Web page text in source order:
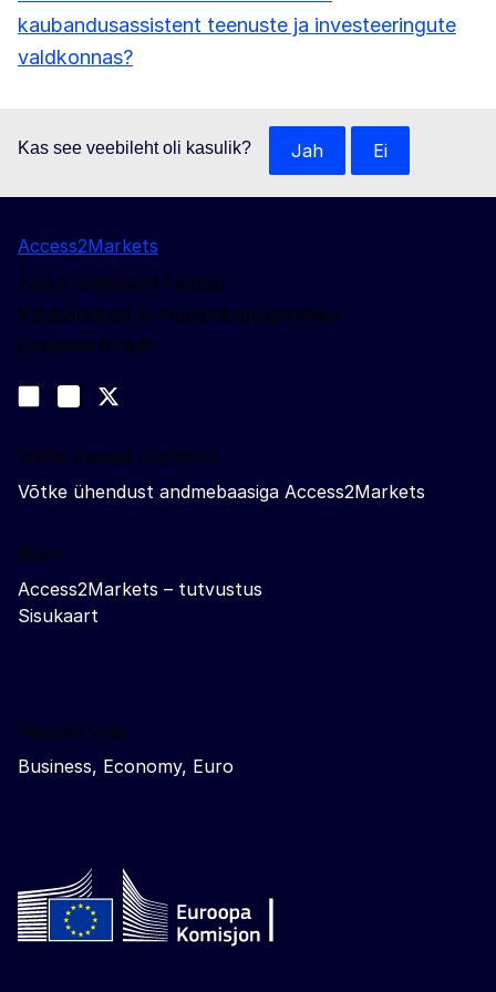
kaubandusassistent teenuste ja investeeringute
valdkonnas?
Kas see veebileht oli kasulik? Jah Ei
Access2Markets
Seda veebisaiti haldab:
Kaubanduse ja majandusjulgeoleku
peadirektoraat
Join us on LinkedIn
Trade-Off podcast
Võtke meiega ühendust
Võtke ühendust andmebaasiga Access2Markets
Meist
Access2Markets – tutvustus
Sisukaart
Related sites
Business, Economy, Euro